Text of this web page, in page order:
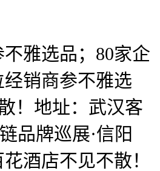
雅选品；80家企
销商参不雅选
！地址：武汉客
品牌巡展·信阳
酒店不见不散！